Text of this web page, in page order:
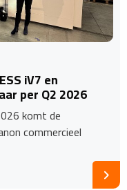
iV7 en
per Q2 2026
komt de
commercieel